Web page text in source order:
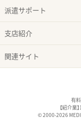
派遣サポート
支店紹介
関連サイト
有
【紹介業
© 2000-2026